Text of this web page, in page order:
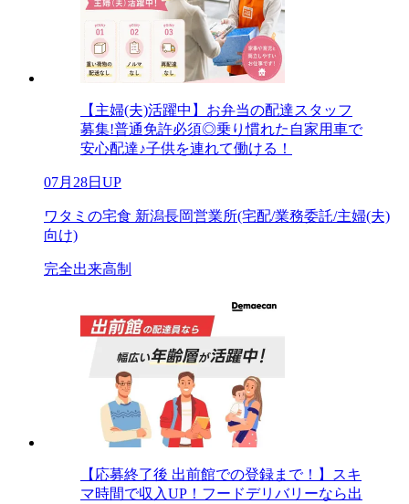
【主婦(夫)活躍中】お弁当の配達スタッフ
募集!普通免許必須◎乗り慣れた自家用車で
安心配達♪子供を連れて働ける！
07月28日UP
ワタミの宅食 新潟長岡営業所(宅配/業務委託/主婦(夫)
向け)
完全出来高制
【応募終了後 出前館での登録まで！】スキ
マ時間で収入UP！フードデリバリーなら出